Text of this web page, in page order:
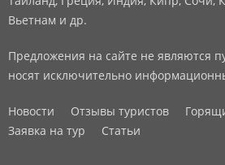
Вьетнам и др.
Предложения на сайте не являются
носят исключительно
Новости Отзывы туристов
Заявка на тур
Статьи